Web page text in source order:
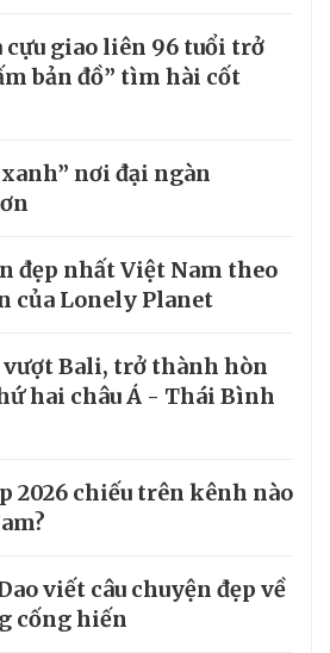
cựu giao liên 96 tuổi trở
bản đồ” tìm hài cốt
xanh” nơi đại ngàn
đẹp nhất Việt Nam theo
của Lonely Planet
vượt Bali, trở thành hòn
hai châu Á - Thái Bình
2026 chiếu trên kênh nào
viết câu chuyện đẹp về
cống hiến